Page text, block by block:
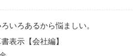
いろあるから悩ましい。
表示【会社編】